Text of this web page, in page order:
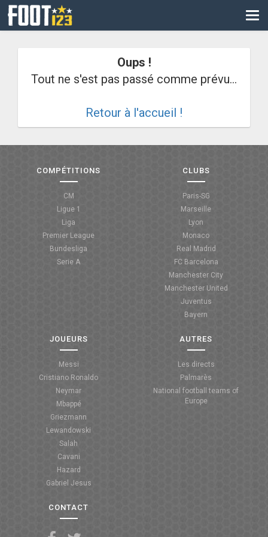
CM
COUPE DE FRANCE
COUPE DE LA LIGUE
Oups !
Tout ne s'est pas passé comme prévu...
Retour à l'accueil !
COMPÉTITIONS
CM
Ligue 1
Liga
Premier League
Bundesliga
Serie A
CLUBS
Paris-SG
Marseille
Lyon
Monaco
Real Madrid
FC Barcelona
Manchester City
Manchester United
Juventus
Bayern
JOUEURS
Messi
Cristiano Ronaldo
Neymar
Mbappé
Griezmann
Lewandowski
Salah
Cavani
Hazard
Gabriel Jesus
AUTRES
Les directs
Palmarès
National football teams of
Europe
CONTACT